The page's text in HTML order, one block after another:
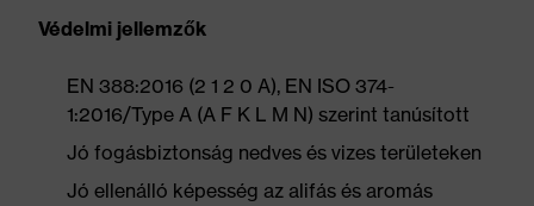
Védelmi jellemzők
EN 388:2016 (2 1 2 0 A), EN ISO 374-
1:2016/Type A (A F K L M N) szerint tanúsított
Jó fogásbiztonság nedves és vizes területeken
Jó ellenálló képesség az alifás és aromás